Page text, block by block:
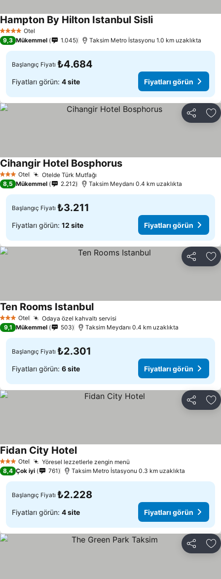
4 Yıldız Otel
Hampton By Hilton Istanbul Sisli
9,3 Mükemmel 1.045 Taksim Metro İstasyonu 1.0 km uzaklıkta
Başlangıç Fiyatı ₺4.684
Fiyatları görün: 4 site Fiyatları görün
Paylaş
3 YıldızOtel Otelde Türk Mutfağı
Cihangir Hotel Bosphorus
8,5 Mükemmel 2.212 Taksim Meydanı 0.4 km uzaklıkta
Başlangıç Fiyatı ₺3.211
Fiyatları görün: 12 site Fiyatları görün
Paylaş
3 YıldızOtel Odaya özel kahvaltı servisi
Ten Rooms Istanbul
9,1 Mükemmel 503 Taksim Meydanı 0.4 km uzaklıkta
Başlangıç Fiyatı ₺2.301
Fiyatları görün: 6 site Fiyatları görün
Paylaş
3 YıldızOtel Yöresel lezzetlerle zengin menü
Fidan City Hotel
8,4 Çok iyi 761 Taksim Metro İstasyonu 0.3 km uzaklıkta
Başlangıç Fiyatı ₺2.228
Fiyatları görün: 4 site Fiyatları görün
Paylaş